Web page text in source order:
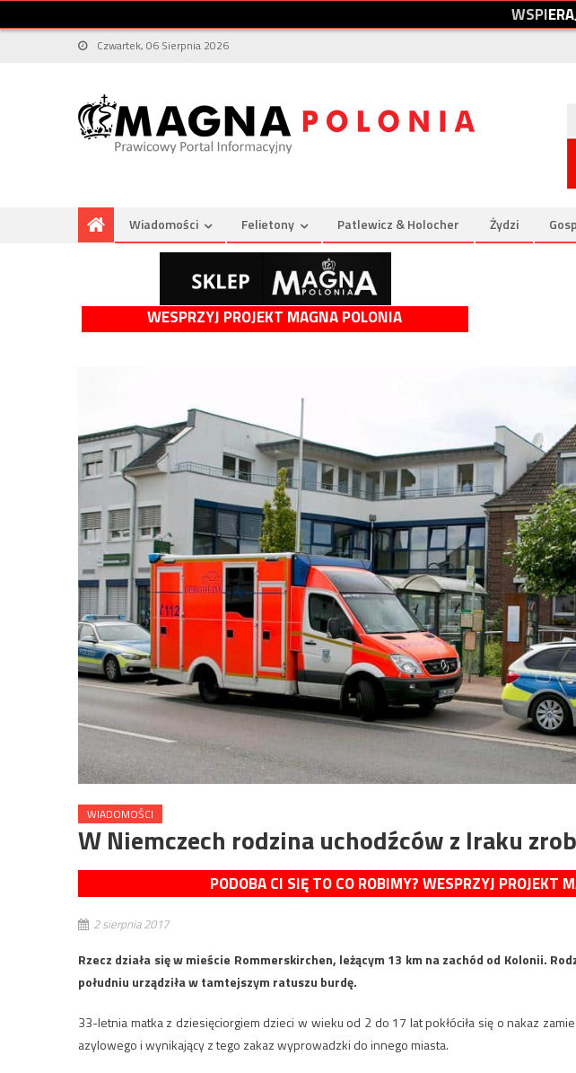
WSPIERA
Czwartek, 06 Sierpnia 2026
Wiadomości Felietony Patlewicz & Holocher Żydzi
WESPRZYJ PROJEKT MAGNA POLONIA
WIADOMOŚCI
W Niemczech rodzina uchodźców z Iraku
PODOBA CI SIĘ TO CO ROBIMY? WESPRZYJ PROJEKT
2 sierpnia 2017
Rzecz działa się w mieście Rommerskirchen, leżącym 13 km na zachód od Kolonii.
południu urządziła w tamtejszym ratuszu burdę.
33-letnia matka z dziesięciorgiem dzieci w wieku od 2 do 17 lat pokłóciła się o nakaz
azylowego i wynikający z tego zakaz wyprowadzki do innego miasta.